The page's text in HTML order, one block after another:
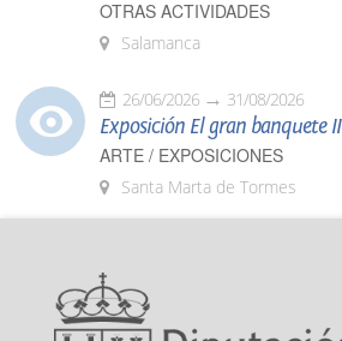
OTRAS ACTIVIDADES
Salamanca
26/06/2026 31/08/2026
Exposición El gran banquete II
ARTE / EXPOSICIONES
Santa Marta de Tormes